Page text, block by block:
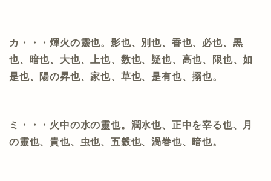
カ・・・煇火の靈也。影也、別也、香也、必也、黒
也、暗也、大也、上也、数也、疑也、高也、限也、如
是也、陽の昇也、家也、草也、是有也、搦也。
ミ・・・火中の水の靈也。潤水也、正中を宰る也、月
の靈也、貴也、虫也、五穀也、渦巻也、暗也。